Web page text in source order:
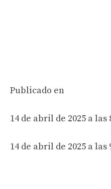
Publicado en
14 de abril de 2025 a las
14 de abril de 2025 a las